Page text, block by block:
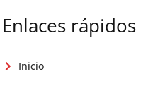
Enlaces rápidos
Inicio